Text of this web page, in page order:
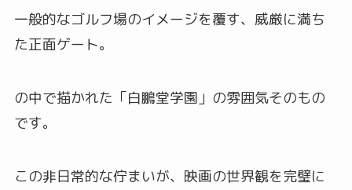
一般的なゴルフ場のイメージを覆す、威厳に満ち
た正面ゲート。
の中で描かれた「白鵬堂学園」の雰囲気そのもの
です。
この非日常的な佇まいが、映画の世界観を完璧に